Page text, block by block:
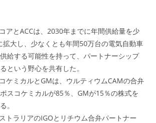
アとACCは、2030年までに年間供給量を少
拡大し、少なくとも年間50万台の電気自動車
給する可能性を持って、パートナーシップ
という野心を共有した。
ケミカルとGMは、ウルティウムCAMの合弁
スコケミカルが85％、GMが15％の株式を
。
トラリアのIGOとリチウム合弁パートナー